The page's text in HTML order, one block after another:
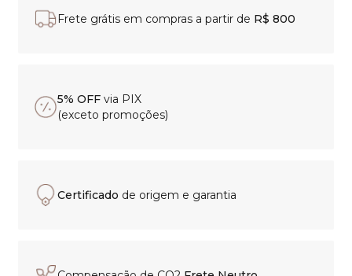
Frete grátis em compras a partir de R$ 800
5% OFF via PIX
(exceto promoções)
Certificado de origem e garantia